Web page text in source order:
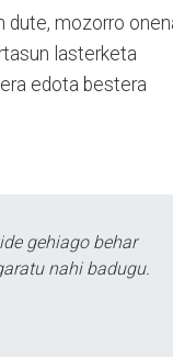
dute, mozorro
lasterketa
edota bestera
gehiago behar
nahi badugu.